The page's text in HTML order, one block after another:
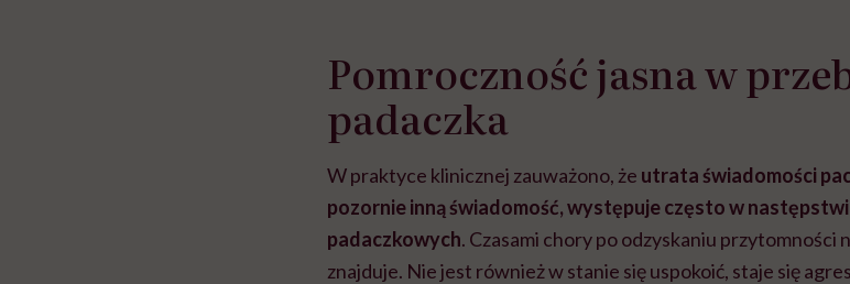
Pomroczność jasna w
padaczka
W praktyce klinicznej zauważono, że utrata świadomości
pozornie inną świadomość, występuje często w
padaczkowych. Czasami chory po odzyskaniu przytomności
znajduje. Nie jest również w stanie się uspokoić, staje się